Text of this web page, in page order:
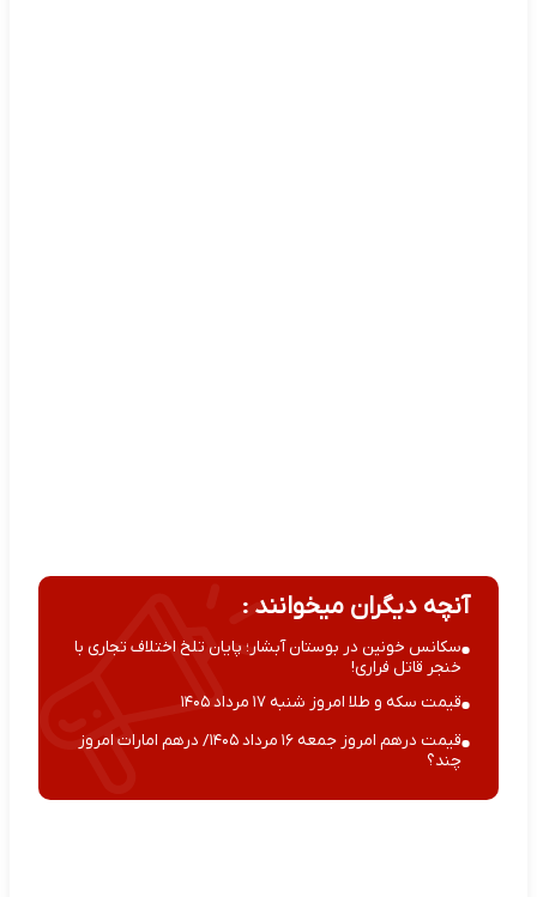
آنچه دیگران میخوانند :
سکانس خونین در بوستان آبشار؛ پایان تلخ اختلاف تجاری با
خنجر قاتل فراری!
قیمت سکه و طلا امروز شنبه ۱۷ مرداد ۱۴۰۵
قیمت درهم امروز جمعه ۱۶ مرداد ۱۴۰۵/ درهم امارات امروز
چند؟